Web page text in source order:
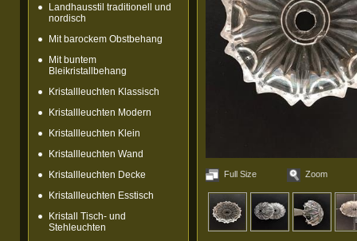
Landhausstil traditionell und
nordisch
Mit barockem Obstbehang
Mit buntem
Bleikristallbehang
Kristallleuchten Klassisch
Kristallleuchten Modern
Kristallleuchten Klein
Kristallleuchten Wand
Kristallleuchten Decke
Kristallleuchten Esstisch
Kristall Tisch- und
Stehleuchten
Full Size Zoom